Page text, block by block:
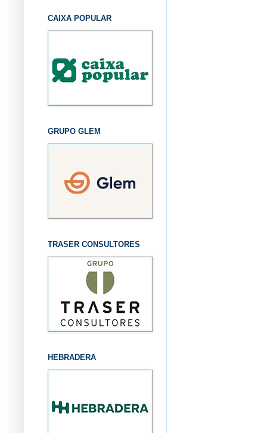
CAIXA POPULAR
GRUPO GLEM
TRASER CONSULTORES
HEBRADERA